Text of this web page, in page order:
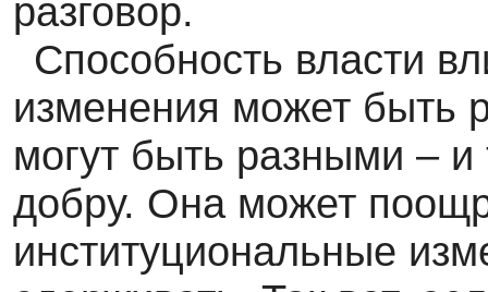
разговор.
Способность власти
изменения может быть
могут быть разными – и
добру. Она может
институциональные